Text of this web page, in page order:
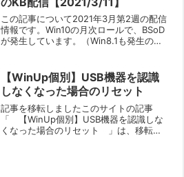
この記事について2021年3月第2週の配信
情報です。Win10の月次ロールで、BSoD
が発生しています。（Win8.1も発生の可
既知の不具合や解決方法は以下のペ...
【WinUp個別】USB機器を認識
しなくなった場合のリセット
記事を移転しましたこのサイトの記事
「 【WinUp個別】USB機器を認識しな
くなった場合のリセット 」は、移転さ